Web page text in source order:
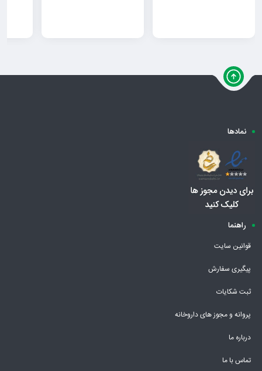
نمادها
راهنما
قوانین سایت
پیگیری سفارش
ثبت شکایات
پروانه و مجوز های داروخانه
درباره ما
تماس با ما